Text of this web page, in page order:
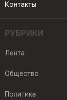
Контакты
РУБРИКИ
Лента
Общество
Политика